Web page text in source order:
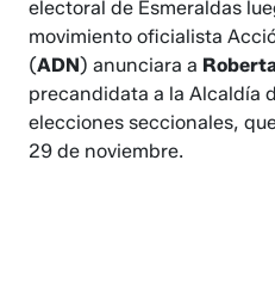
electoral de Esmeraldas
movimiento oficialista
(ADN) anunciara a
precandidata a la Alcaldía
elecciones seccionales,
29 de noviembre.